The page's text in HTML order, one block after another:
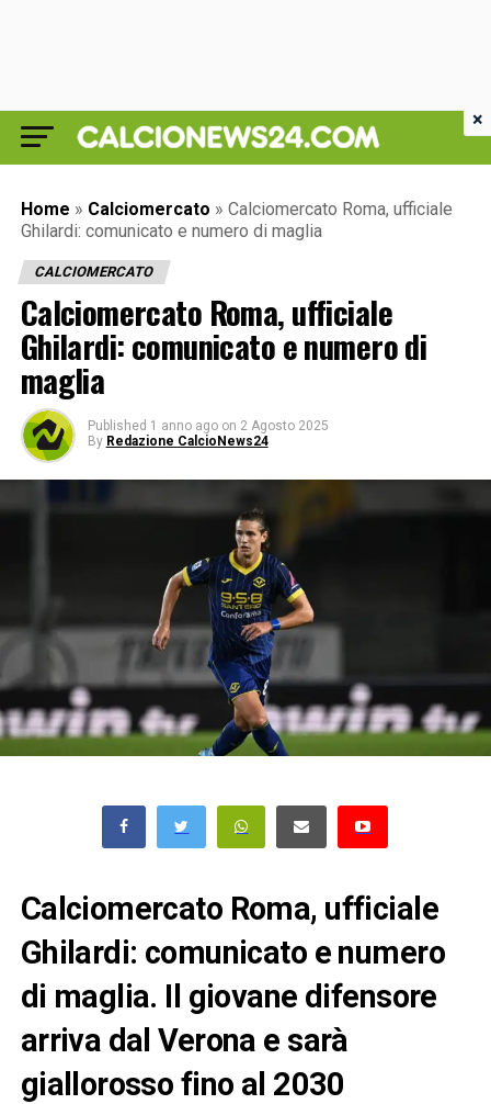
Home » Calciomercato » Calciomercato Roma, ufficiale
Ghilardi: comunicato e numero di maglia
CALCIOMERCATO
Calciomercato Roma, ufficiale
Ghilardi: comunicato e numero di
maglia
Published 1 anno ago on 2 Agosto 2025
By Redazione CalcioNews24
Calciomercato Roma, ufficiale
Ghilardi: comunicato e numero
di maglia. Il giovane difensore
arriva dal Verona e sarà
giallorosso fino al 2030
×